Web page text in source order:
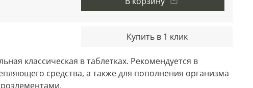
Купить в 1 клик
классическая в таблетках. Рекомендуется в
средства, а также для пополнения организма